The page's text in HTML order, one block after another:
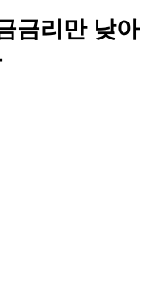
금리만 낮아